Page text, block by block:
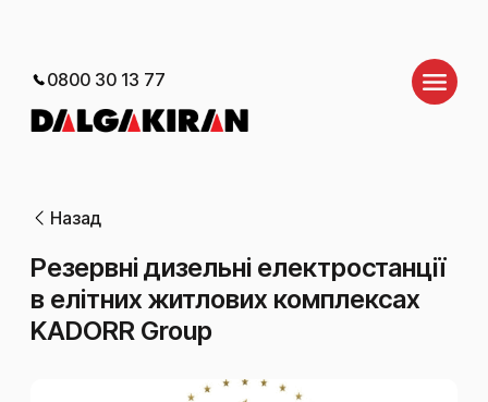
0800 30 13 77
Назад
Резервні дизельні електростанції
в елітних житлових комплексах
KADORR Group